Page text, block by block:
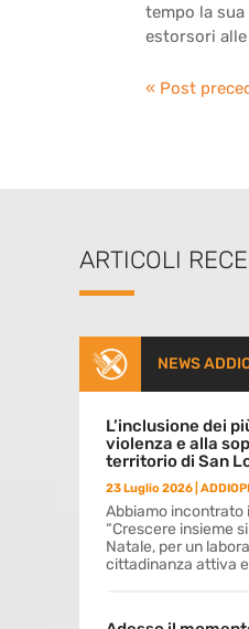
tempo la
estorsori alle
« Post
ARTICOLI
NEWS
L’inclusione dei
violenza e alla
territorio di San
23 Luglio 2026
Abbiamo incontrato
“Crescere insieme
Natale, per un
cittadinanza attiva